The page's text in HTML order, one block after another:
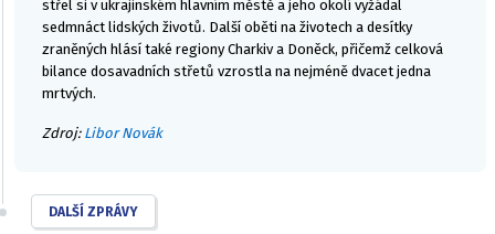
střel si v ukrajinském hlavním městě a jeho okolí vyžádal
sedmnáct lidských životů. Další oběti na životech a desítky
zraněných hlásí také regiony Charkiv a Doněck, přičemž celková
bilance dosavadních střetů vzrostla na nejméně dvacet jedna
mrtvých.
Zdroj: Libor Novák
DALŠÍ ZPRÁVY